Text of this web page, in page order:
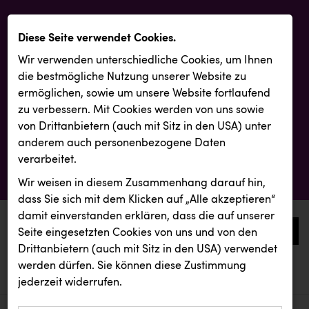
0
aktuelle aussendungen
aktuelle aussendungen
Diese Seite verwendet Cookies.
Wir verwenden unterschiedliche Cookies, um Ihnen
die best­mögliche Nutzung unserer Website zu
ermöglichen, sowie um unsere Website fortlaufend
zu verbessern. Mit Cookies werden von uns sowie
von Drittanbietern (auch mit Sitz in den USA) unter
anderem auch personenbezogene Daten
verarbeitet.
Wir weisen in diesem Zusammenhang darauf hin,
dass Sie sich mit dem Klicken auf „Alle akzeptieren“
damit ein­ver­standen erklären, dass die auf unserer
Seite eingesetzten Cookies von uns und von den
Drittanbietern (auch mit Sitz in den USA) verwendet
werden dürfen. Sie können diese Zustimmung
jederzeit widerrufen.